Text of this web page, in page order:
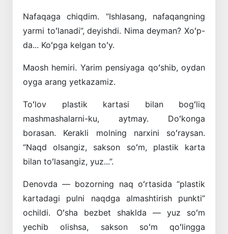
Nafaqaga chiqdim. “Ishlasang, nafaqang­ning
yarmi toʻlanadi”, deyishdi. Nima deyman? Xoʻp-
da... Koʻpga kelgan toʻy.
Maosh hemiri. Yarim pensiyaga qoʻshib, oydan
oyga arang yetkazamiz.
Toʻlov plastik kartasi bilan bogʻliq
mashmashalarni-ku, aytmay. Doʻkonga
borasan. Kerakli molning narxini soʻraysan.
“Naqd olsangiz, sakson soʻm, plastik karta
bilan toʻlasangiz, yuz...”.
Denovda — bozorning naq oʻrtasida “plastik
kartadagi pulni naqdga almashtirish punkti”
ochildi. Oʻsha bezbet shaklda — yuz soʻm
yechib olishsa, sakson soʻm qoʻlingga